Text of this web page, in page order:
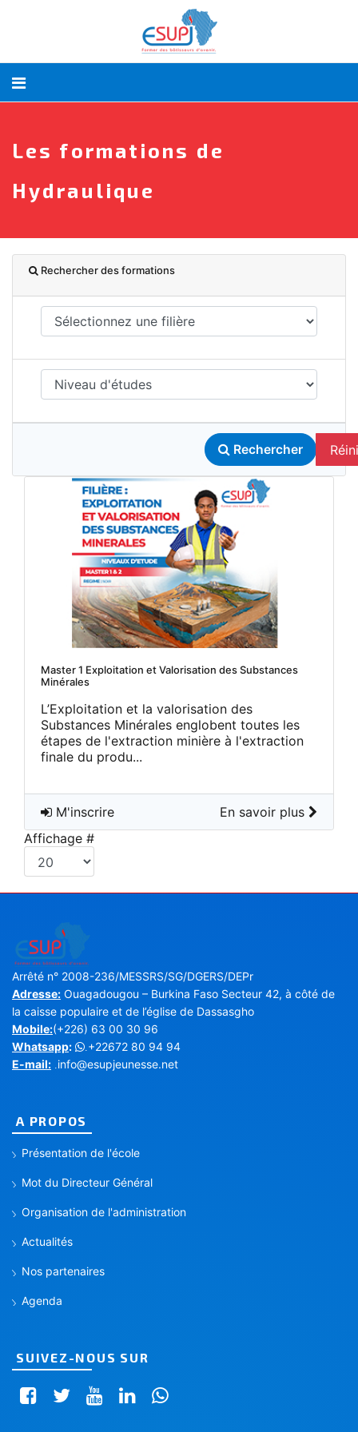
Les formations de
Hydraulique
Rechercher des formations
Rechercher
Master 1 Exploitation et Valorisation des Substances
Minérales
L’Exploitation et la valorisation des
Substances Minérales englobent toutes les
étapes de l'extraction minière à l'extraction
finale du produ...
M'inscrire
En savoir plus
Affichage #
Arrêté n° 2008-236/MESSRS/SG/DGERS/DEPr
Adresse: Ouagadougou – Burkina Faso Secteur 42, à côté de
la caisse populaire et de l’église de Dassasgho
Mobile:(+226) 63 00 30 96
Whatsapp:
+22672 80 94 94
E-mail: info@esupjeunesse.net
A PROPOS
Présentation de l'école
Mot du Directeur Général
Organisation de l'administration
Actualités
Nos partenaires
Agenda
SUIVEZ-NOUS SUR